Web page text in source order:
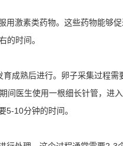
用激素类药物。这些药物能够
的时间。
成熟后进行。卵子采集过程需
间医生使用一根细长针管，进
5-10分钟的时间。